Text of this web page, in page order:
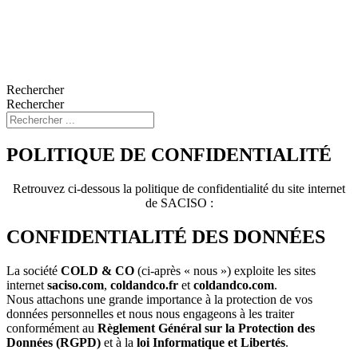
Rechercher
Rechercher
POLITIQUE DE CONFIDENTIALITÉ
Retrouvez ci-dessous la politique de confidentialité du site internet
de SACISO :
CONFIDENTIALITÉ DES DONNÉES
La société COLD & CO (ci-après « nous ») exploite les sites
internet saciso.com, coldandco.fr et coldandco.com.
Nous attachons une grande importance à la protection de vos
données personnelles et nous nous engageons à les traiter
conformément au Règlement Général sur la Protection des
Données (RGPD) et à la loi Informatique et Libertés.